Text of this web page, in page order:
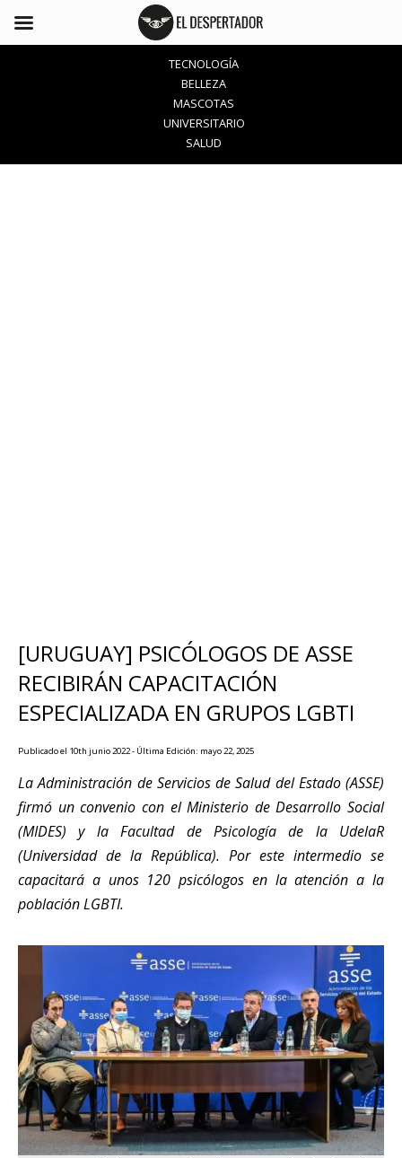
TECNOLOGÍA
BELLEZA
MASCOTAS
UNIVERSITARIO
SALUD
[URUGUAY] PSICÓLOGOS DE ASSE
RECIBIRÁN CAPACITACIÓN
ESPECIALIZADA EN GRUPOS LGBTI
Publicado el 10th junio 2022 - Última Edición: mayo 22, 2025
La Administración de Servicios de Salud del Estado (ASSE)
firmó un convenio con el Ministerio de Desarrollo Social
(MIDES) y la Facultad de Psicología de la UdelaR
(Universidad de la República). Por este intermedio se
capacitará a unos 120 psicólogos en la atención a la
población LGBTI.